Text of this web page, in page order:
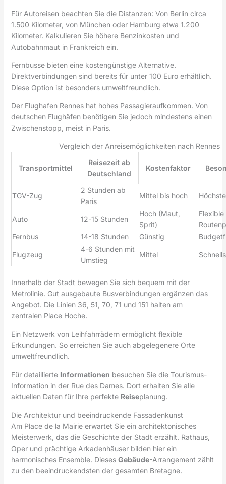
Für Autoreisen beachten Sie die Distanzen: Von Berlin circa
1.500 Kilometer, von München oder Hamburg etwa 1.200
Kilometer. Kalkulieren Sie höhere Benzinkosten und
Autobahnmaut in Frankreich ein.
Fernbusse bieten eine kostengünstige Alternative.
Direktverbindungen sind bereits für unter 100 Euro erhältlich.
Diese Option ist besonders umweltfreundlich.
Der Flughafen Rennes hat hohes Passagieraufkommen. Von
deutschen Flughäfen benötigen Sie jedoch mindestens einen
Zwischenstopp, meist in Paris.
Vergleich der Anreisemöglichkeiten nach Rennes
Transportmittel
Reisezeit ab
Deutschland
Kostenfaktor
TGV-Zug
2 Stunden ab
Paris
Mittel bis hoch
Auto 12-15 Stunden
Hoch (Maut,
Sprit)
Flexible
Fernbus
14-18 Stunden Günstig
Flugzeug
4-6 Stunden mit
Umstieg
Mittel
Innerhalb der Stadt bewegen Sie sich bequem mit der
Metrolinie. Gut ausgebaute Busverbindungen ergänzen das
Angebot. Die Linien 36, 51, 70, 71 und 151 halten am
zentralen Place Hoche.
Ein Netzwerk von Leihfahrrädern ermöglicht flexible
Erkundungen. So erreichen Sie auch abgelegenere Orte
umweltfreundlich.
Für detaillierte Informationen besuchen Sie die Tourismus-
Information in der Rue des Dames. Dort erhalten Sie alle
aktuellen Daten für Ihre perfekte Reiseplanung.
Die Architektur und beeindruckende Fassadenkunst
Am Place de la Mairie erwartet Sie ein architektonisches
Meisterwerk, das die Geschichte der Stadt erzählt. Rathaus,
Oper und prächtige Arkadenhäuser bilden hier ein
harmonisches Ensemble. Dieses Gebäude-Arrangement zählt
zu den beeindruckendsten der gesamten Bretagne.